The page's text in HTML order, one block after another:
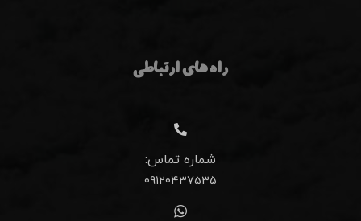
راه های ارتباطی
شماره تماس:
09120437535